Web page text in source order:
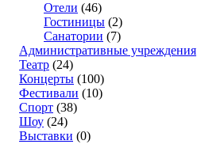
Отели (46)
Гостиницы (2)
Санатории (7)
Административные учреждения
Театр (24)
Концерты (100)
Фестивали (10)
Спорт (38)
Шоу (24)
Выставки (0)